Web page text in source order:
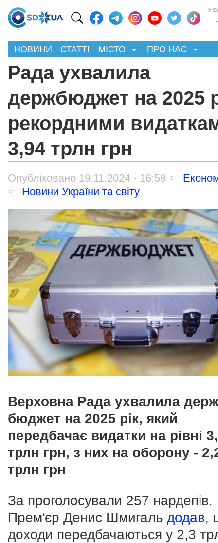
У
НОВИНИ СТАТТІ МІСТО ПРО НАС
Рада ухвалила
держбюджет на 2025
рекордними
3,94 трлн грн
Опубліковано 19.11.2024 - 16:59
Новини України та світу
Верховна Рада ухвалила
бюджет на 2025 рік, який
передбачає видатки на рівні
трлн грн, з них на оборону -
трлн грн
За проголосували 257 нардепів.
Прем'єр Денис Шмигаль додав,
доходи передбачаються у 2,3